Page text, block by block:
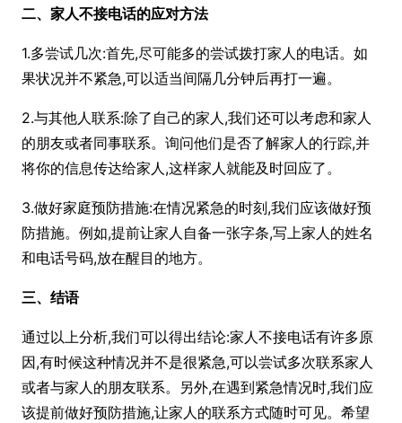
二、家人不接电话的应对方法
1.多尝试几次:首先,尽可能多的尝试拨打家人的电话。如
果状况并不紧急,可以适当间隔几分钟后再打一遍。
2.与其他人联系:除了自己的家人,我们还可以考虑和家人
的朋友或者同事联系。询问他们是否了解家人的行踪,并
将你的信息传达给家人,这样家人就能及时回应了。
3.做好家庭预防措施:在情况紧急的时刻,我们应该做好预
防措施。例如,提前让家人自备一张字条,写上家人的姓名
和电话号码,放在醒目的地方。
三、结语
通过以上分析,我们可以得出结论:家人不接电话有许多原
因,有时候这种情况并不是很紧急,可以尝试多次联系家人
或者与家人的朋友联系。另外,在遇到紧急情况时,我们应
该提前做好预防措施,让家人的联系方式随时可见。希望